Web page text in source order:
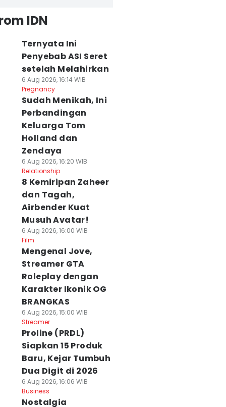
IDN
Ternyata Ini
Penyebab ASI Seret
setelah Melahirkan
6 Aug 2026, 16:14 WIB
Pregnancy
Sudah Menikah, Ini
Perbandingan
Keluarga Tom
Holland dan
Zendaya
6 Aug 2026, 16:20 WIB
Relationship
8 Kemiripan Zaheer
dan Tagah,
Airbender Kuat
Musuh Avatar!
6 Aug 2026, 16:00 WIB
Film
Mengenal Jove,
Streamer GTA
Roleplay dengan
Karakter Ikonik OG
BRANGKAS
6 Aug 2026, 15:00 WIB
Streamer
Proline (PRDL)
Siapkan 15 Produk
Baru, Kejar Tumbuh
Dua Digit di 2026
6 Aug 2026, 16:06 WIB
Business
Nostalgia